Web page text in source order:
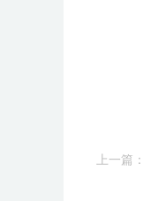
上一篇：